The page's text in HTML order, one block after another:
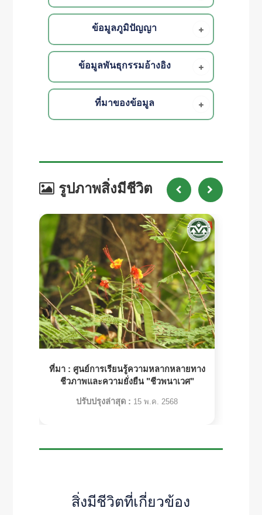
ข้อมูลภูมิปัญญา
ข้อมูลพันธุกรรมอ้างอิง
ที่มาของข้อมูล
รูปภาพสิ่งมีชีวิต
ที่มา : ศูนย์การเรียนรู้ความหลากหลายทาง
ชีวภาพและความยั่งยืน "ชีวพนาเวศ"
ปรับปรุงล่าสุด : 15 พ.ค. 2568
สิ่งมีชีวิตที่เกี่ยวข้อง